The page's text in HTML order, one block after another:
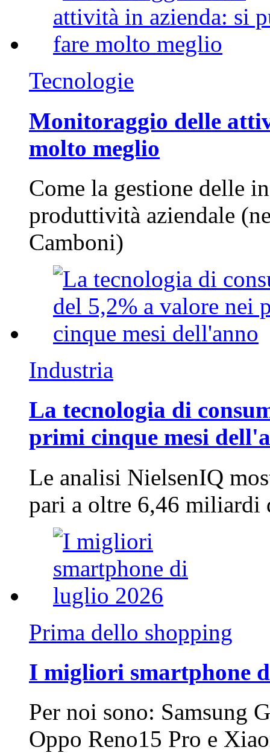
Tecnologie
Monitoraggio delle
molto meglio
Come la gestione delle
produttività aziendale
Camboni)
Industria
La tecnologia di
primi cinque mesi
Le analisi NielsenIQ
pari a oltre 6,46
Prima dello shopping
I migliori smartphone
Per noi sono: Samsung
Oppo Reno15 Pro e